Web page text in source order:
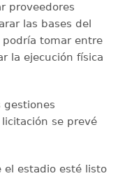
proveedores
las bases del
podría tomar entre
la ejecución física
gestiones
se prevé
el estadio esté listo